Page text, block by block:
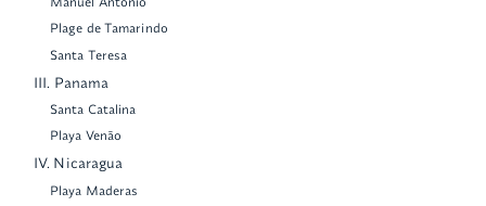
Plage de Tamarindo
Santa Teresa
III. Panama
Santa Catalina
Playa Venão
IV. Nicaragua
Playa Maderas